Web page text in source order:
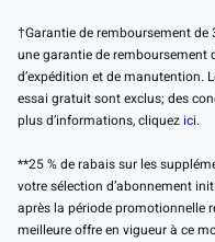
†Garantie de remboursement
une garantie de remboursement
d’expédition et de manutention.
essai gratuit sont exclus; des
plus d’informations, cliquez ici.
**25 % de rabais sur les
votre sélection d’abonnement
après la période promotionnelle
meilleure offre en vigueur à ce